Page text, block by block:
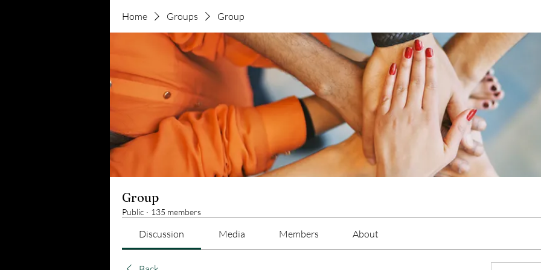
Home Groups Group
Group
Public · 135 members
Discussion Media Members About